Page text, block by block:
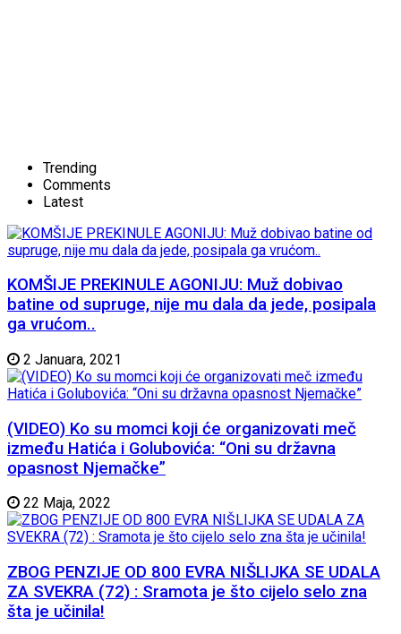
Trending
Comments
Latest
KOMŠIJE PREKINULE AGONIJU: Muž dobivao
batine od supruge, nije mu dala da jede, posipala
ga vrućom..
2 Januara, 2021
(VIDEO) Ko su momci koji će organizovati meč
između Hatića i Golubovića: “Oni su državna
opasnost Njemačke”
22 Maja, 2022
ZBOG PENZIJE OD 800 EVRA NIŠLIJKA SE UDALA
ZA SVEKRA (72) : Sramota je što cijelo selo zna
šta je učinila!